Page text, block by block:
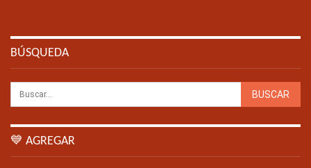
BÚSQUEDA
💙 AGREGAR